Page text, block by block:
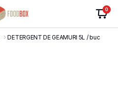
0
DETERGENT DE GEAMURI 5L / buc